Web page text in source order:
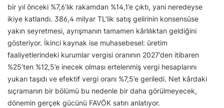
bir yıl önceki %7,6’lık rakamdan %14,1’e çıktı, yani neredeyse
ikiye katlandı. 386,4 milyar TL’lik satış gelirinin konsensüse
yakın seyretmesi, ayrışmanın tamamen kârlılıktan geldiğini
gösteriyor. İkinci kaynak ise muhasebesel: üretim
faaliyetlerindeki kurumlar vergisi oranının 2027’den itibaren
%25’ten %12,5’e inecek olması ertelenmiş vergi hesaplarını
yukarı taşıdı ve efektif vergi oranı %7,5’e geriledi. Net kârdaki
sıçramanın bir bölümü bu nedenle bir daha görülmeyecek,
dönemin gerçek gücünü FAVÖK satırı anlatıyor.